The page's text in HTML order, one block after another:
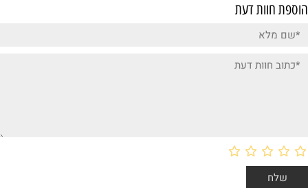
הוספת חוות דעת